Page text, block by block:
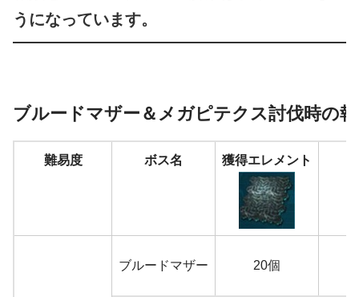
うになっています。
ブルードマザー＆メガピテクス討伐時の
難易度 ボス名 獲得エレメント
ブルードマザー 20個